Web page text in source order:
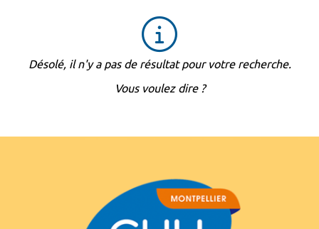
Désolé, il n'y a pas de résultat pour votre recherche.
Vous voulez dire ?